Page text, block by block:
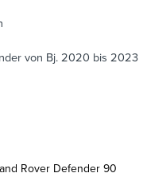
von Bj. 2020 bis 2023
Rover Defender 90